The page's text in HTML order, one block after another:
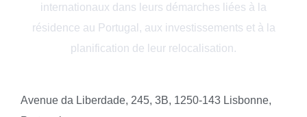
internationaux dans leurs démarches liées à la
résidence au Portugal, aux investissements et à la
planification de leur relocalisation.
Avenue da Liberdade, 245, 3B, 1250-143 Lisbonne,